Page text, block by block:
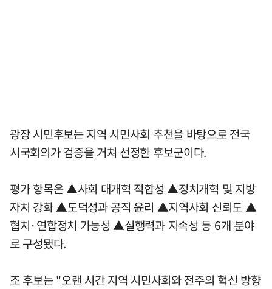
광장 시민후보는 지역 시민사회 추천을 바탕으로 전국
시국회의가 검증을 거쳐 선정한 후보군이다.
평가 항목은 ▲사회 대개혁 적합성 ▲정치개혁 및 지방
자치 강화 ▲도덕성과 공직 윤리 ▲지역사회 신뢰도 ▲
협치·연합정치 가능성 ▲실행력과 지속성 등 6개 분야
로 구성됐다.
조 후보는 "오랜 시간 지역 시민사회와 전주의 혁신 방향